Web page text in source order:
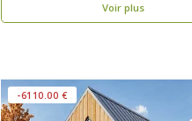
Voir plus
-6110.00 €